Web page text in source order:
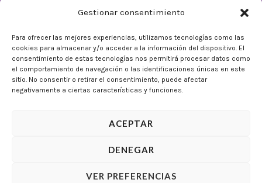
Gestionar consentimiento
Para ofrecer las mejores experiencias, utilizamos tecnologías como las
cookies para almacenar y/o acceder a la información del dispositivo. El
consentimiento de estas tecnologías nos permitirá procesar datos como
el comportamiento de navegación o las identificaciones únicas en este
sitio. No consentir o retirar el consentimiento, puede afectar
negativamente a ciertas características y funciones.
ACEPTAR
DENEGAR
VER PREFERENCIAS
De Lunes a Domingos de 10:00 a 22:00
Festivos sujetos al horario del Málaga Factory
© 2026 Tienda Mulligan │ Desarrollado por